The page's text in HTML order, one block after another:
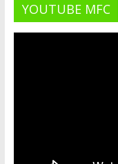
YOUTUBE MFC